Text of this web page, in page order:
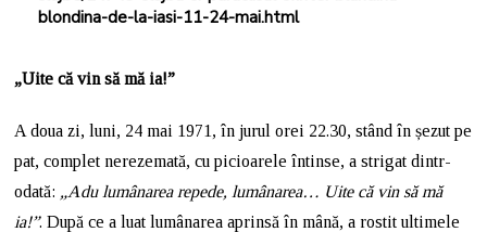
blondina-de-la-iasi-11-24-mai.html
„Uite că vin să mă ia!”
A doua zi, luni, 24 mai 1971, în jurul orei 22.30, stând în șezut pe
pat, complet nerezemată, cu picioarele întinse, a strigat dintr-
odată: „Adu lumânarea repede, lumânarea… Uite că vin să mă
ia!”. După ce a luat lumânarea aprinsă în mână, a rostit ultimele